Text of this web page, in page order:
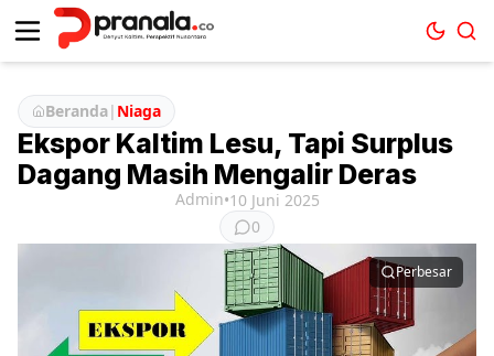
Beranda| Niaga
Ekspor Kaltim Lesu, Tapi Surplus
Dagang Masih Mengalir Deras
Admin•10 Juni 2025
0
Perbesar